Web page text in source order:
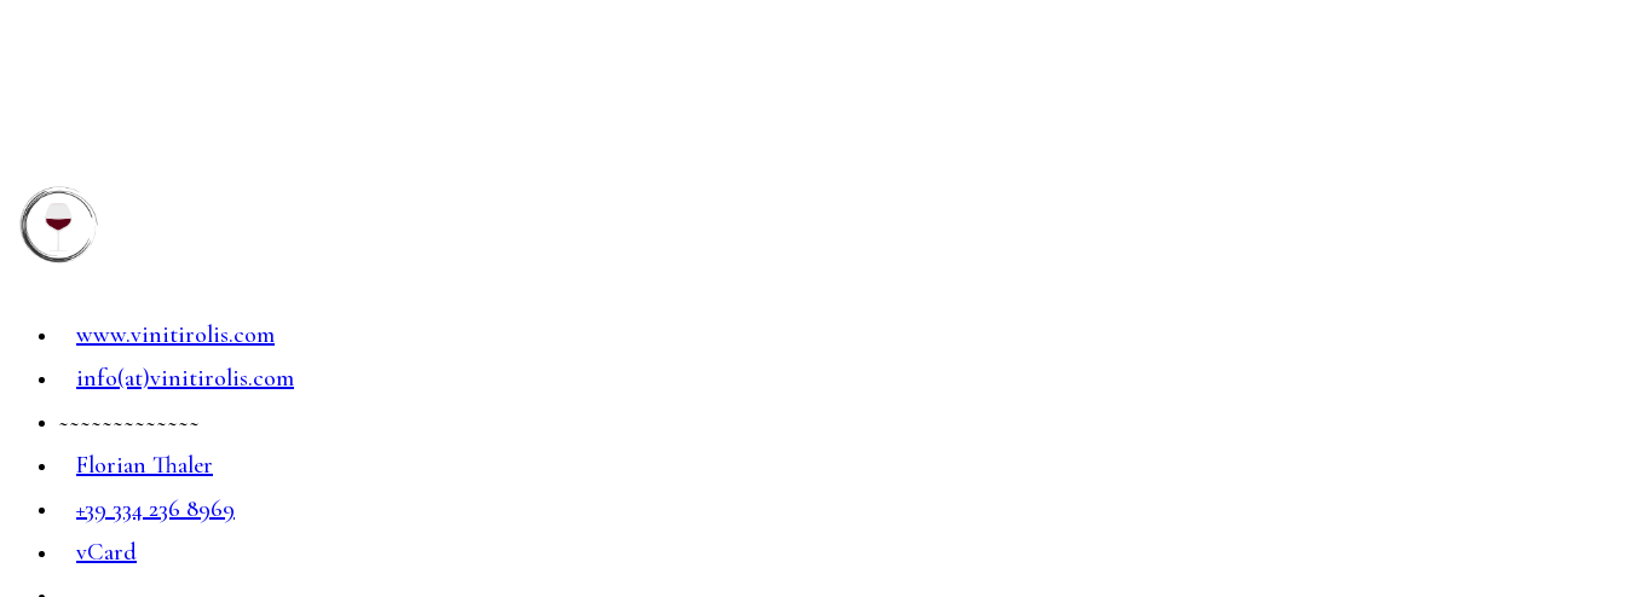
www.vinitirolis.com
info(at)vinitirolis.com
~~~~~~~~~~~~~
Florian Thaler
+39 334 236 8969
vCard